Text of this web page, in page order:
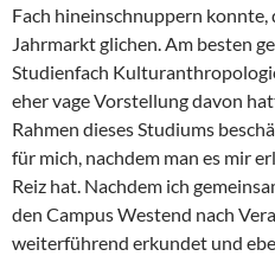
Fach hineinschnuppern
Jahrmarkt glichen. Am besten
Studienfach
eher vage Vorstellung davon
Rahmen dieses Studiums
für mich, nachdem man es mir
Reiz hat. Nachdem ich
den Campus Westend nach
weiterführend erkundet und